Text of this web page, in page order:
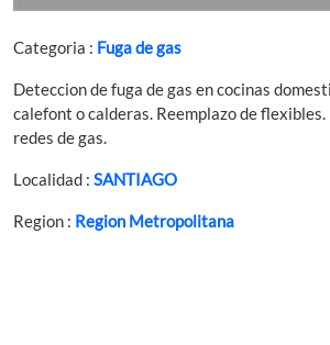
Categoria : Fuga de gas
Deteccion de fuga de gas en cocinas
calefont o calderas. Reemplazo de
redes de gas.
Localidad : SANTIAGO
Region : Region Metropolitana